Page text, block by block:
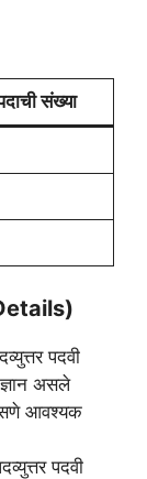
संख्या
पदवी
असले
आवश्यक
पदवी